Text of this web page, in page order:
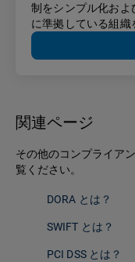
制をシンプル化およ
に準拠している組織
関連ページ
その他のコンプライア
覧ください。
DORA とは？
SWIFT とは？
PCI DSS とは？